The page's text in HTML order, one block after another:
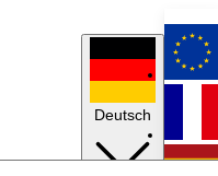
Deutsch